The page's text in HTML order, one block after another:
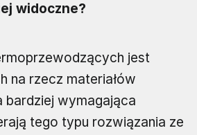
widoczne?
jest
na rzecz materiałów
bardziej wymagająca
tego typu rozwiązania ze